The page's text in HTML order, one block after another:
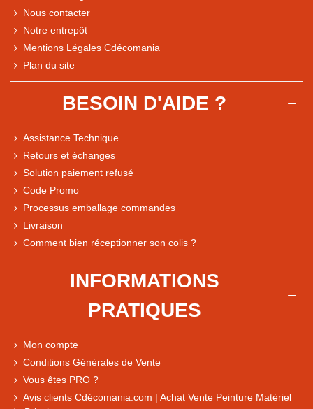
Comparaison des performances du magasin
Express, Chez vous, Point relais, Retrait magasin
Nous contacter
Notre entrepôt
Mentions Légales Cdécomania
Plan du site
BESOIN D'AIDE ?
Assistance Technique
Retours et échanges
Solution paiement refusé
Code Promo
Processus emballage commandes
Livraison
Comment bien réceptionner son colis ?
INFORMATIONS
PRATIQUES
Mon compte
Conditions Générales de Vente
Vous êtes PRO ?
Avis clients Cdécomania.com | Achat Vente Peinture Matériel